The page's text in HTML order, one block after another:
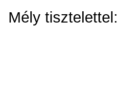
Mély tisztelettel: